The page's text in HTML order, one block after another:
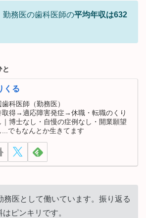
勤務医の歯科医師の平均年収は632
と
くる
歯科医師（勤務医）
取得→適応障害発症→休職・転職のくり
｜博士なし・自慢の症例なし・開業願望
...でもなんとか生きてます
務医として働いています。振り返る
ピンキリです。